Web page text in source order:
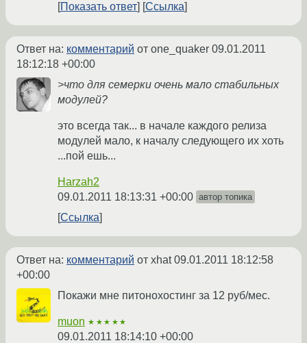
Показать ответ
Ссылка
Ответ на: комментарий от one_quaker 09.01.2011
18:12:18 +00:00
>что для семерки очень мало стабильных
модулей?
это всегда так... в начале каждого релиза
модулей мало, к началу следующего их хоть
...пой ешь...
Harzah2
09.01.2011 18:13:31 +00:00 автор топика
Ссылка
Ответ на: комментарий от xhat09.01.2011 18:12:58
+00:00
Покажи мне питонохостинг за 12 руб/мес.
muon ★★★★★
09.01.2011 18:14:10 +00:00